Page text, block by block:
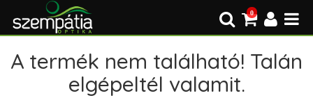
0
A termék nem található! Talán
elgépeltél valamit.